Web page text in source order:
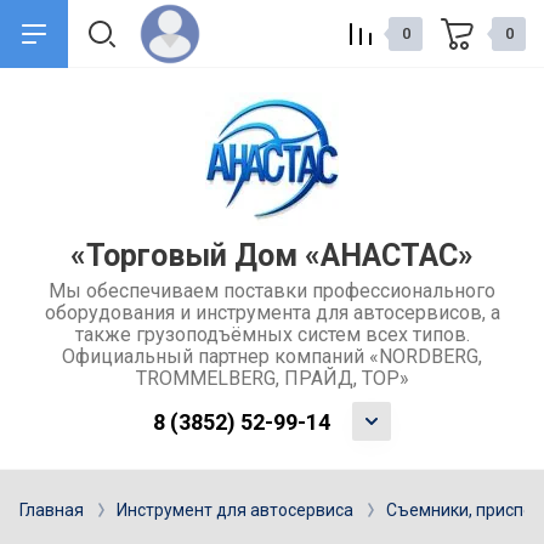
Контакты
Отзывы
Учредительные документы
Сервис и поддержка
Обмен и возврат товара
Каталоги
Ремонт и услуги
Гарантия
«Торговый Дом «АНАСТАС»
Мы обеспечиваем поставки профессионального
оборудования и инструмента для автосервисов, а
также грузоподъёмных систем всех типов.
Официальный партнер компаний «NORDBERG,
TROMMELBERG, ПРАЙД, ТОР»
8 (3852) 52-99-14
0 0
Главная Инструмент для автосервиса Съемники,